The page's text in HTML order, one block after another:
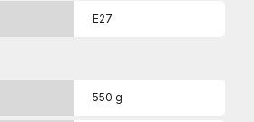
E27
550 g